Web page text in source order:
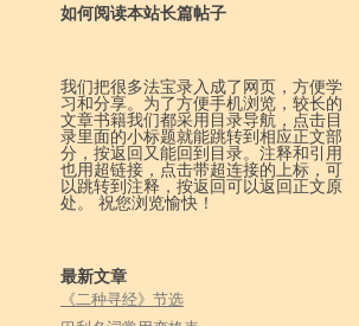
如何阅读本站长篇帖子
我们把很多法宝录入成了网页，方便学
习和分享。为了方便手机浏览，较长的
文章书籍我们都采用目录导航，点击目
录里面的小标题就能跳转到相应正文部
分，按返回又能回到目录。注释和引用
也用超链接，点击带超连接的上标，可
以跳转到注释，按返回可以返回正文原
处。 祝您浏览愉快！
最新文章
《二种寻经》节选